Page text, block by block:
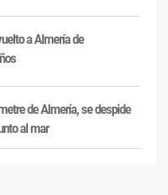
a Almería de
de Almería, se despide
al mar